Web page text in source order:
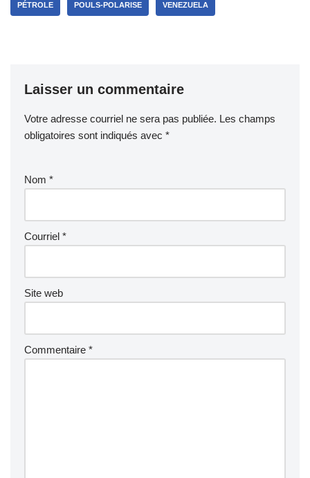
PÉTROLE POULS-POLARISE VENEZUELA
Laisser un commentaire
Votre adresse courriel ne sera pas publiée. Les champs
obligatoires sont indiqués avec *
Nom *
Courriel *
Site web
Commentaire *